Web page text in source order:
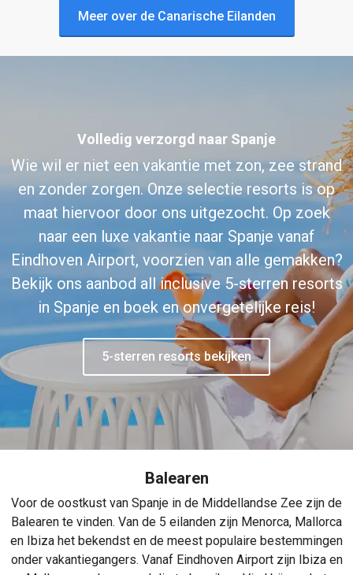
Meer over de Canarische Eilanden
Volledig verzorgd naar Spanje
Wie wil er niet een vakantie met zon, zee strand
en zonder zorgen. Onze selectie resorts is op
maat hiervoor door ons uitgezocht. Op zoek
naar een luxe vakantie naar Spanje vanaf
Eindhoven Airport, voorzien van alle gemakken?
Bekijk ons aanbod all inclusive 5-sterren resorts
in Spanje en boek en onvergetelijke reis!
5-sterren resorts bekijken
Balearen
Voor de oostkust van Spanje in de Middellandse Zee zijn de
Balearen te vinden. Van de 5 eilanden zijn Menorca, Mallorca
en Ibiza het bekendst en de meest populaire bestemmingen
onder vakantiegangers. Vanaf Eindhoven Airport zijn Ibiza en